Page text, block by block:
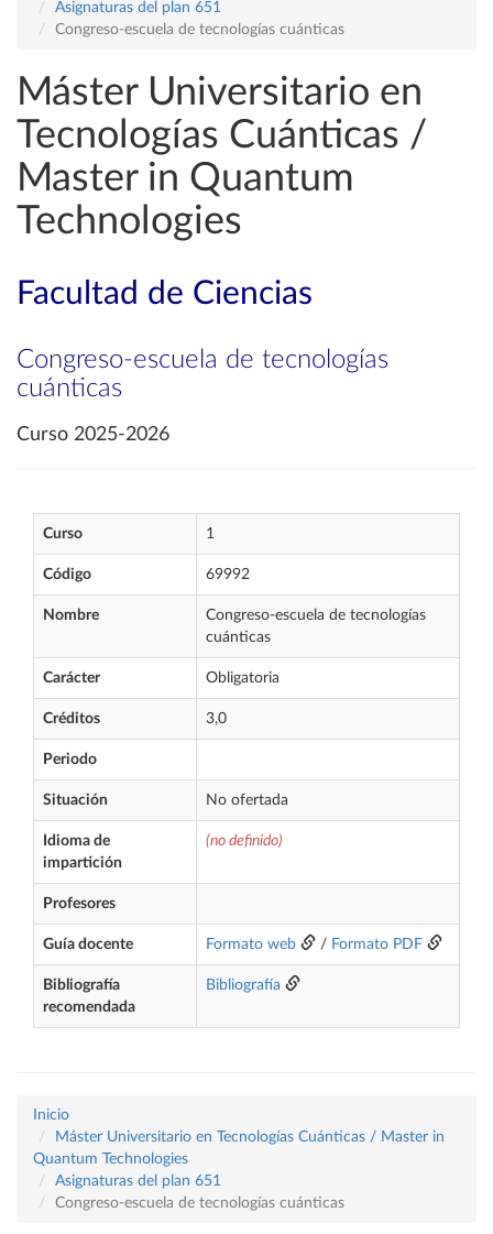
Asignaturas del plan 651
Congreso-escuela de tecnologías cuánticas
Máster Universitario en
Tecnologías Cuánticas /
Master in Quantum
Technologies
Facultad de Ciencias
Congreso-escuela de tecnologías
cuánticas
Curso 2025-2026
Curso 1
Código 69992
Nombre
Congreso-escuela de tecnologías
cuánticas
Carácter Obligatoria
Créditos 3,0
Periodo
Situación No ofertada
Idioma de
impartición
(no definido)
Profesores
Guía docente Formato web / Formato PDF
Bibliografía
recomendada
Bibliografía
Inicio
Máster Universitario en Tecnologías Cuánticas / Master in
Quantum Technologies
Asignaturas del plan 651
Congreso-escuela de tecnologías cuánticas